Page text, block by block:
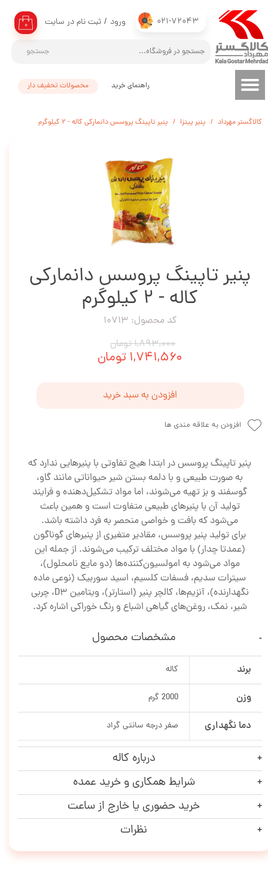
021-72043
جستجو
۰ ورود / ثبت نام در سایت
حساب کاربری من
تغییر گذر واژه
سفارشات
محصولات تحفیف دار راهنمای خرید
کالاگستر مهرداد پنیر پیتزا پنیر تاپینگ پروسس دانمارکی کاله - 2 کیلوگرم
پنیر تاپینگ پروسس دانمارکی
کاله - 2 کیلوگرم
کد محصول: 10713
۱,۸۹۳,۰۰۰ تومان
۱,۷۴۱,۵۶۰ تومان
افزودن به سبد خرید
افزودن به علاقه مندی ها
پنیر تاپینگ پروسس در ابتدا هیچ تفاوتی با پنیرهایی ندارد که
به صورت طبیعی و با دلمه بستن شیر حیواناتی مانند گاو،
گوسفند و بز تهیه می‌شوند، اما مواد تشکیل‌دهنده و فرایند
تولید آن با پنیرهای طبیعی متفاوت است و همین باعث
می‌شود که بافت و خواصی منحصر به فرد داشته باشد.
برای تولید پنیر پروسس، مقادیر متغیری از پنیرهای گوناگون
(عمدتا چدار) با مواد مختلف ترکیب می‌شوند. از جمله این
مواد می‌شود به امولسیون‌کننده‌ها (دو مایع نامحلول)،
سیترات سدیم، فسفات کلسیم، اسید سوربیک (نوعی ماده
نگهدارنده)، آنزیم‌ها، کالچر پنیر (استارتر)، ویتامین D3، چربی
شیر، نمک، روغن‌های گیاهی اشباع و رنگ خوراکی اشاره کرد.
مشخصات محصول
برند کاله
وزن 2000 گرم
دما نگهداری صفر درجه سانتی گراد
درباره کاله
شرایط همکاری و خرید عمده
خرید حضوری یا خارج از ساعت
نظرات